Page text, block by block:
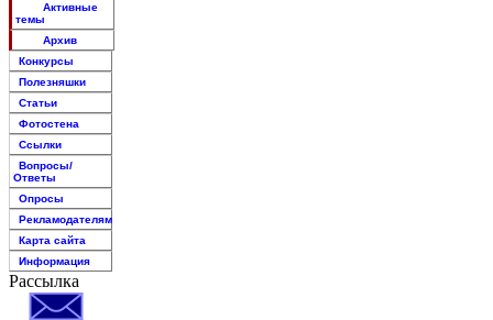
Активные
темы
Архив
Конкурсы
Полезняшки
Статьи
Фотостена
Ссылки
Вопросы/
Ответы
Опросы
Рекламодателям
Карта сайта
Информация
Рассылка